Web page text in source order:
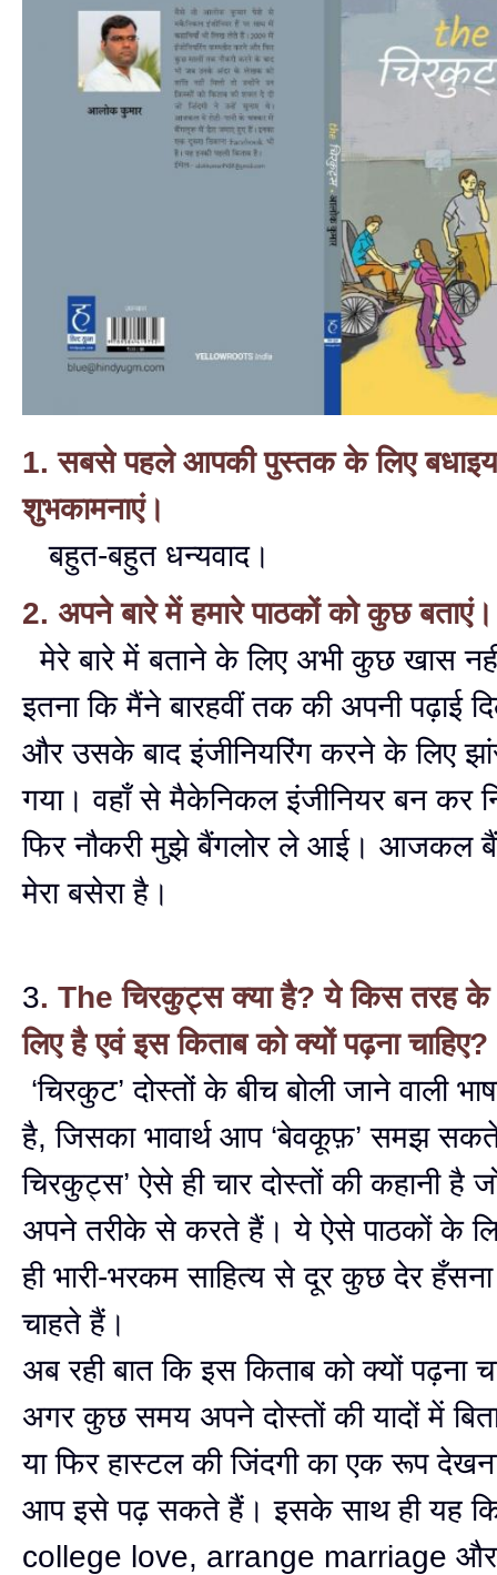
1. सबसे पहले आपकी पुस्तक के लिए
शुभकामनाएं।
बहुत-बहुत धन्यवाद।
2. अपने बारे में हमारे पाठकों को कुछ बताएं।
मेरे बारे में बताने के लिए अभी कुछ खास
इतना कि मैंने बारहवीं तक की अपनी पढ़ाई
और उसके बाद इंजीनियरिंग करने के लिए
गया। वहाँ से मैकेनिकल इंजीनियर बन कर
फिर नौकरी मुझे बैंगलोर ले आई। आजकल
मेरा बसेरा है।
3. The चिरकुट्स क्या है? ये किस तरह के
लिए है एवं इस किताब को क्यों पढ़ना चाहिए?
‘चिरकुट’ दोस्तों के बीच बोली जाने वाली
है, जिसका भावार्थ आप ‘बेवकूफ़’ समझ
चिरकुट्स’ ऐसे ही चार दोस्तों की कहानी है
अपने तरीके से करते हैं। ये ऐसे पाठकों के
ही भारी-भरकम साहित्य से दूर कुछ देर हँसना
चाहते हैं।
अब रही बात कि इस किताब को क्यों पढ़ना
अगर कुछ समय अपने दोस्तों की यादों में
या फिर हास्टल की जिंदगी का एक रूप
आप इसे पढ़ सकते हैं। इसके साथ ही यह
college love, arrange marriage